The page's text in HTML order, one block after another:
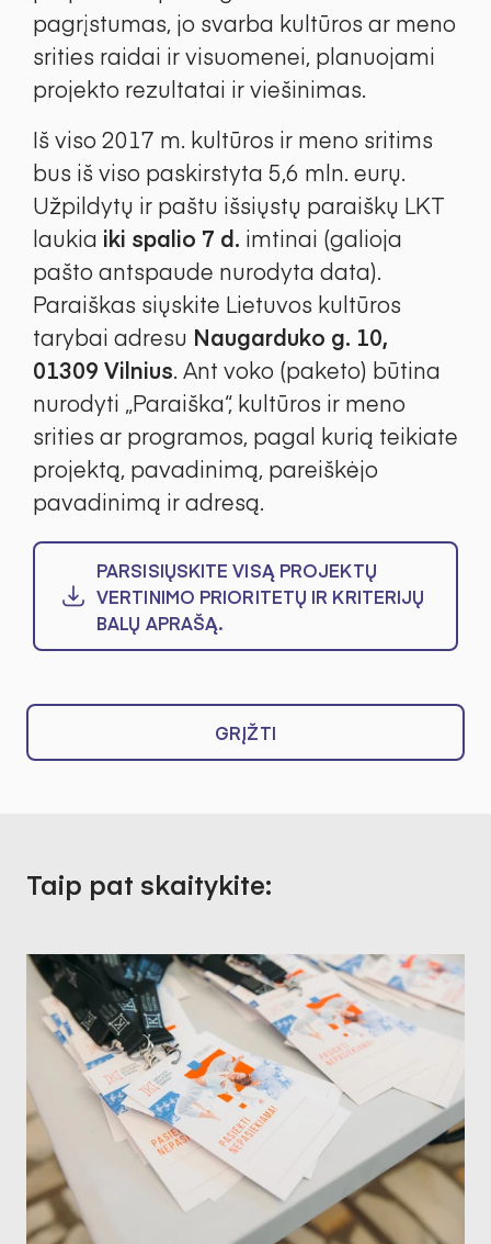
pagrįstumas, jo svarba kultūros ar meno
srities raidai ir visuomenei, planuojami
projekto rezultatai ir viešinimas.
Iš viso 2017 m. kultūros ir meno sritims
bus iš viso paskirstyta 5,6 mln. eurų.
Užpildytų ir paštu išsiųstų paraiškų LKT
laukia iki spalio 7 d. imtinai (galioja
pašto antspaude nurodyta data).
Paraiškas siųskite Lietuvos kultūros
tarybai adresu Naugarduko g. 10,
01309 Vilnius. Ant voko (paketo) būtina
nurodyti „Paraiška“, kultūros ir meno
srities ar programos, pagal kurią teikiate
projektą, pavadinimą, pareiškėjo
pavadinimą ir adresą.
PARSISIŲSKITE VISĄ PROJEKTŲ
VERTINIMO PRIORITETŲ IR KRITERIJŲ
BALŲ APRAŠĄ.
GRĮŽTI
Taip pat skaitykite: